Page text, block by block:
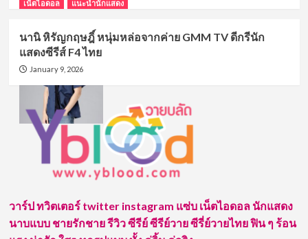
เน็ตไอดอล
แนะนำนักแสดง
นานิ หิรัญกฤษฎิ์ หนุ่มหล่อจากค่าย GMM TV ดีกรีนัก
แสดงซีรีส์ F4 ไทย
January 9, 2026
วาร์ป ทวิตเตอร์ twitter instagram แซ่บ เน็ตไอดอล นักแสดง
นาบแบบ ชายรักชาย รีวิว ซีรีย์ ซีรีย์วาย ซีรี่ย์วายไทย ฟิน ๆ ร้อน